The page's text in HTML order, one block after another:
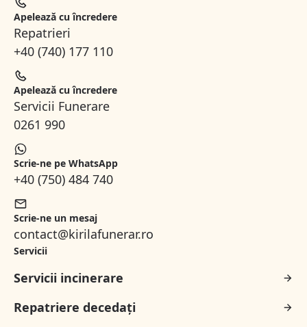
Apelează cu încredere
Repatrieri
+40 (740) 177 110
Apelează cu încredere
Servicii Funerare
0261 990
Scrie-ne pe WhatsApp
+40 (750) 484 740
Scrie-ne un mesaj
contact@kirilafunerar.ro
Servicii
Servicii incinerare
Repatriere decedați